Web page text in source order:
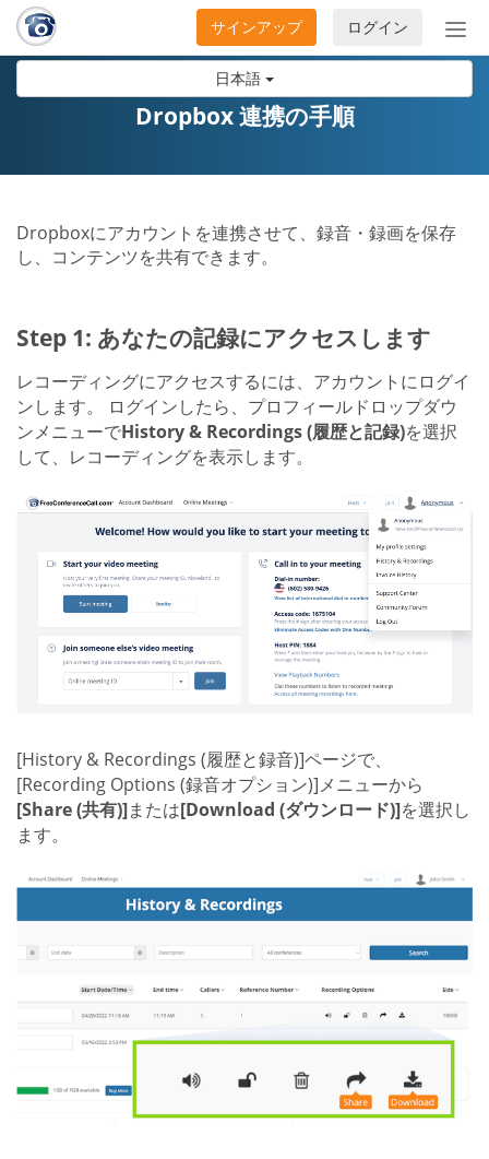
日本語
ナ
ビ
開
ログイン
サインアップ
Dropbox 連携の手順
Dropboxにアカウントを連携させて、録音・録画を保存
し、コンテンツを共有できます。
Step 1: あなたの記録にアクセスします
レコーディングにアクセスするには、アカウントにログイ
ンします。 ログインしたら、プロフィールドロップダウ
ンメニューでHistory & Recordings (履歴と記録)を選択
して、レコーディングを表示します。
[History & Recordings (履歴と録音)]ページで、
[Recording Options (録音オプション)]メニューから
[Share (共有)]または[Download (ダウンロード)]を選択し
ます。